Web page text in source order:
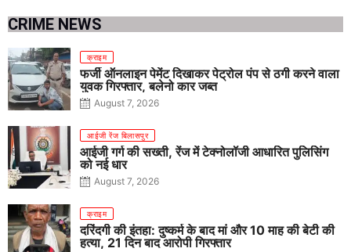
CRIME NEWS
क्राइम
फर्जी ऑनलाइन पेमेंट दिखाकर पेट्रोल पंप से ठगी करने वाला
युवक गिरफ्तार, बलेनो कार जब्त
August 7, 2026
आईजी रेंज बिलासपुर
आईजी गर्ग की सख्ती, रेंज में टेक्नोलॉजी आधारित पुलिसिंग
को नई धार
August 7, 2026
क्राइम
दरिंदगी की इंतहा: दुष्कर्म के बाद मां और 10 माह की बेटी की
हत्या, 21 दिन बाद आरोपी गिरफ्तार